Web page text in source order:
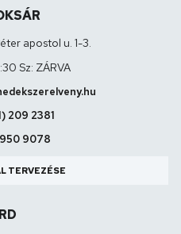
apostol u. 1-3.
Sz: ZÁRVA
209 2381
9078
TERVEZÉSE